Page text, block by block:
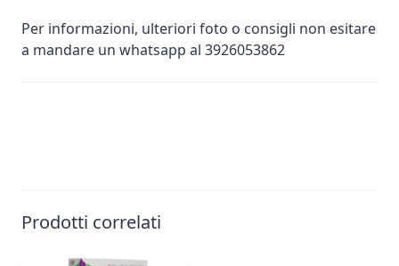
Per informazioni, ulteriori foto o consigli non esitare
a mandare un whatsapp al 3926053862
Prodotti correlati